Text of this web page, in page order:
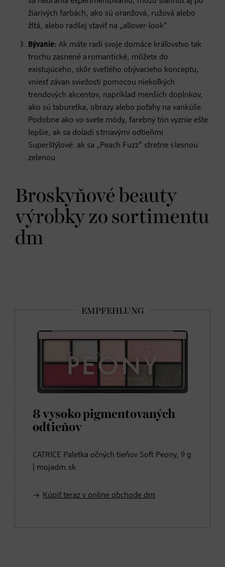
žiarivých farbách, ako sú oranžová, ružová alebo
žltá, alebo radšej staviť na „allover-look“.
Bývanie: Ak máte radi svoje domáce kráľovstvo tak
trochu zasnené a romantické, môžete do
existujúceho, skôr svetlého obývacieho konceptu,
vniesť závan sviežosti pomocou niekoľkých
trendových akcentov, napríklad menších doplnkov,
ako sú taburetka, obrazy alebo poťahy na vankúše.
Podobne ako vo svete módy, farebný tón vyznie ešte
lepšie, ak sa doladí s tmavými odtieňmi.
Superštýlové: ak sa „Peach Fuzz“ stretne s lesnou
zelenou.
Broskyňové beauty
výrobky zo sortimentu
dm
8 vysoko pigmentovaných
odtieňov
CATRICE Paletka očných tieňov Soft Peony, 9 g
| mojadm.sk
Kúpiť teraz v online obchode dm